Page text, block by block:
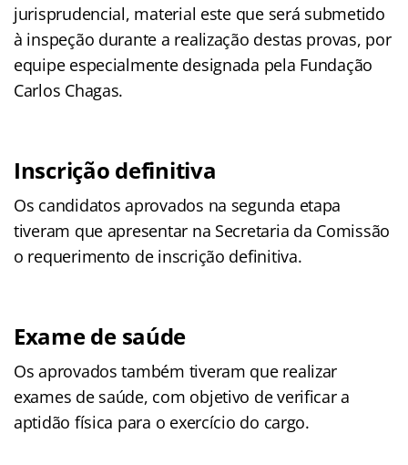
jurisprudencial, material este que será submetido
à inspeção durante a realização destas provas, por
equipe especialmente designada pela Fundação
Carlos Chagas.
Inscrição definitiva
Os candidatos aprovados na segunda etapa
tiveram que apresentar na Secretaria da Comissão
o requerimento de inscrição definitiva.
Exame de saúde
Os aprovados também tiveram que realizar
exames de saúde, com objetivo de verificar a
aptidão física para o exercício do cargo.